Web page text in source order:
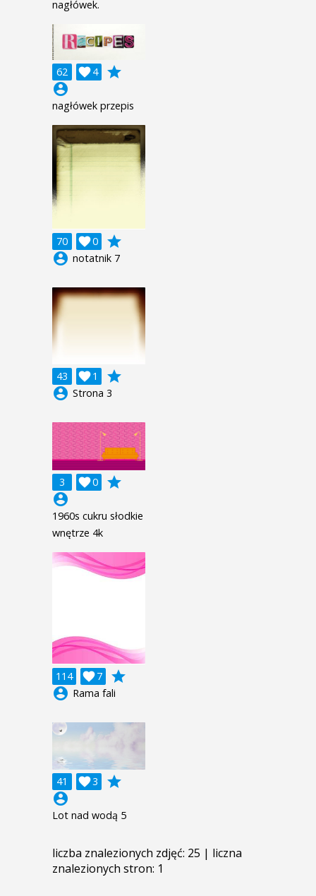
nagłówek.
62 4

grade
account_circle
nagłówek przepis
70 0

grade
account_circle notatnik 7
43 1

grade
account_circle Strona 3
3 0

grade
account_circle
1960s cukru słodkie
wnętrze 4k
114 7

grade
account_circle Rama fali
41 3

grade
account_circle
Lot nad wodą 5
liczba znalezionych zdjęć: 25 | liczna
znalezionych stron: 1